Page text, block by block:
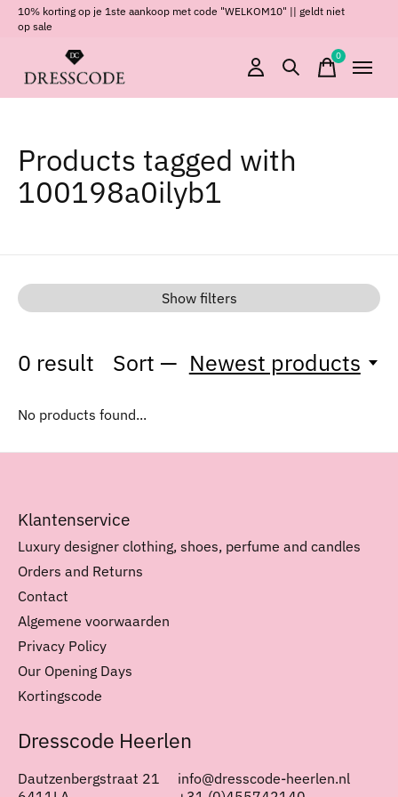
10% korting op je 1ste aankoop met code "WELKOM10" || geldt niet
op sale
0items
Products tagged with
100198a0ilyb1
Show filters
0 result Sort — Newest products
No products found...
Klantenservice
Luxury designer clothing, shoes, perfume and candles
Orders and Returns
Contact
Algemene voorwaarden
Privacy Policy
Our Opening Days
Kortingscode
Dresscode Heerlen
Dautzenbergstraat 21
info@dresscode-heerlen.nl